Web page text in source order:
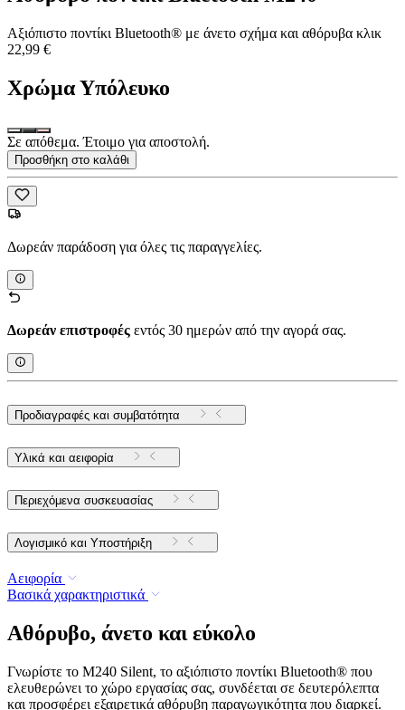
Αξιόπιστο ποντίκι Bluetooth® με άνετο σχήμα και αθόρυβα κλικ
22,99 €
ΧρώμαΥπόλευκο
Σε απόθεμα. Έτοιμο για αποστολή.
Προσθήκη στο καλάθι
Δωρεάν παράδοση για όλες τις παραγγελίες.
Δωρεάν επιστροφές εντός 30 ημερών από την αγορά σας.
Προδιαγραφές και συμβατότητα
Υλικά και αειφορία
Περιεχόμενα συσκευασίας
Λογισμικό και Υποστήριξη
Αειφορία
Βασικά χαρακτηριστικά
Αθόρυβο, άνετο και εύκολο
Γνωρίστε το M240 Silent, το αξιόπιστο ποντίκι Bluetooth® που
ελευθερώνει το χώρο εργασίας σας, συνδέεται σε δευτερόλεπτα
και προσφέρει εξαιρετικά αθόρυβη παραγωγικότητα που διαρκεί.